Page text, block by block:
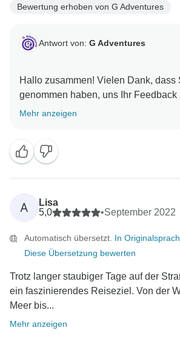
Bewertung erhoben von G Adventures
Antwort von: G Adventures
Hallo zusammen! Vielen Dank, dass
genommen haben, uns Ihr Feedback
Mehr anzeigen
A
Lisa
5,0
•September 2022
Automatisch übersetzt. In
Diese Übersetzung bewerten
Trotz langer staubiger Tage auf der
ein faszinierendes Reiseziel. Von der
Meer bis...
Mehr anzeigen